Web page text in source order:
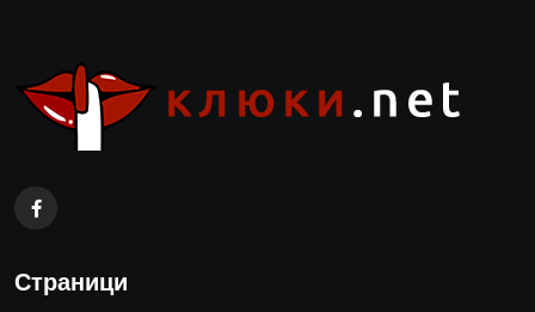
Страници